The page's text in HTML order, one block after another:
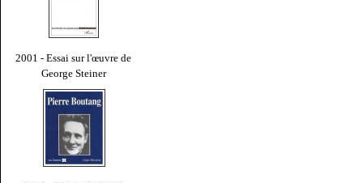
2001 - Essai sur l'œuvre de
George Steiner